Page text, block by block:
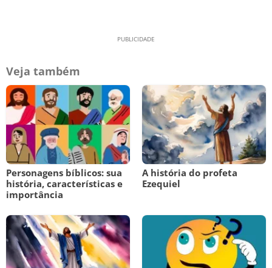
Veja também
Personagens bíblicos: sua
história, características e
importância
A história do profeta
Ezequiel